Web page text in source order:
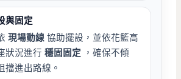
與固定
現場動線 協助擺設，並依花籃高
狀況進行 穩固固定
，確保不傾
擋進出路線。